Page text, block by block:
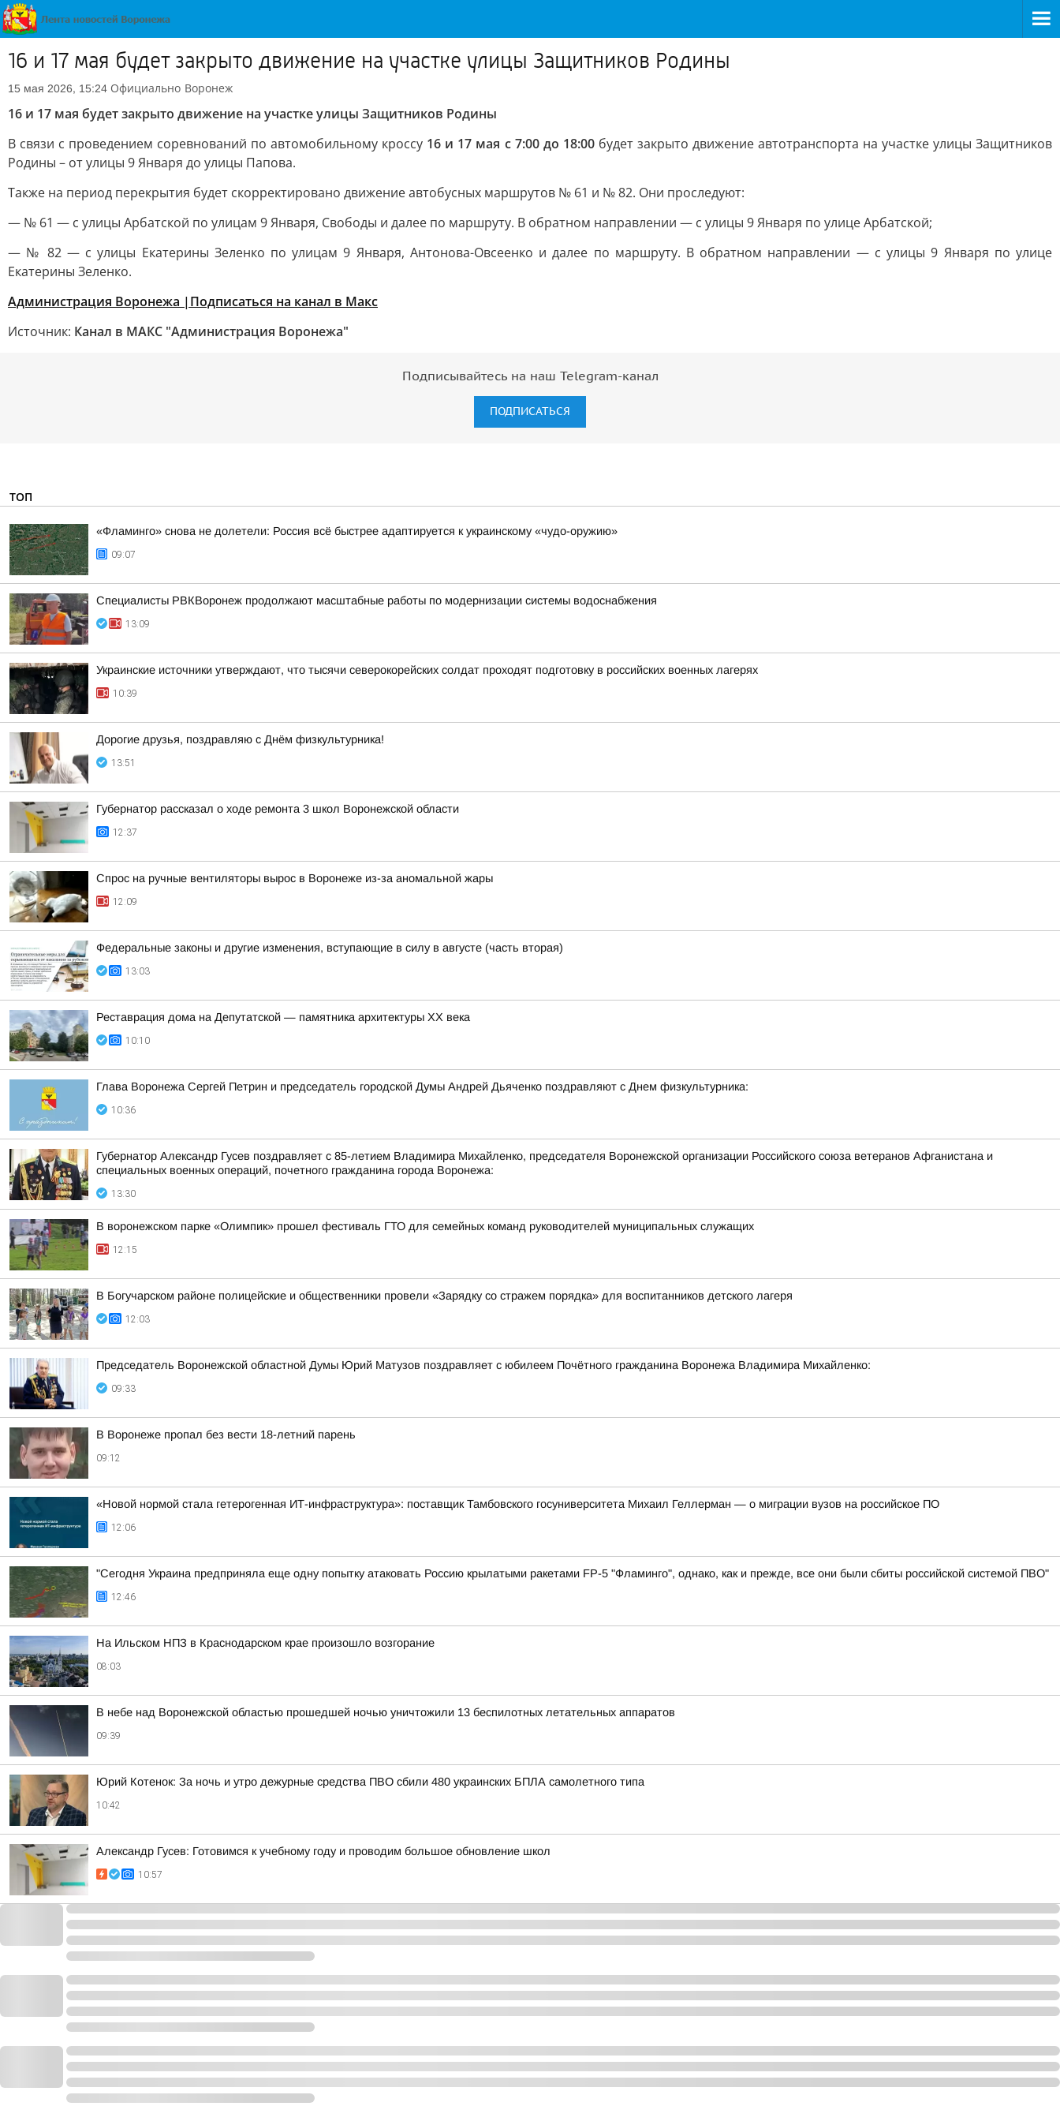
16 и 17 мая будет закрыто движение на участке улицы Защитников Родины
15 мая 2026, 15:24 Официально Воронеж
16 и 17 мая будет закрыто движение на участке улицы Защитников Родины
В связи с проведением соревнований по автомобильному кроссу 16 и 17 мая с 7:00 до 18:00будет закрыто движение автотранспорта на участке улицы Защитников
Родины – от улицы 9 Января до улицы Папова.
Также на период перекрытия будет скорректировано движение автобусных маршрутов № 61 и № 82. Они проследуют:
— № 61 — с улицы Арбатской по улицам 9 Января, Свободы и далее по маршруту. В обратном направлении — с улицы 9 Января по улице Арбатской;
— № 82 — с улицы Екатерины Зеленко по улицам 9 Января, Антонова-Овсеенко и далее по маршруту. В обратном направлении — с улицы 9 Января по улице
Екатерины Зеленко.
Администрация Воронежа |Подписаться на канал в Макс
Источник: Канал в МАКС "Администрация Воронежа"
Подписывайтесь на наш Telegram-канал
ПОДПИСАТЬСЯ
ТОП
«Фламинго» снова не долетели: Россия всё быстрее адаптируется к украинскому «чудо-оружию»
09:07
Специалисты РВКВоронеж продолжают масштабные работы по модернизации системы водоснабжения
13:09
Украинские источники утверждают, что тысячи северокорейских солдат проходят подготовку в российских военных лагерях
10:39
Дорогие друзья, поздравляю с Днём физкультурника!
13:51
Губернатор рассказал о ходе ремонта 3 школ Воронежской области
12:37
Спрос на ручные вентиляторы вырос в Воронеже из-за аномальной жары
12:09
Федеральные законы и другие изменения, вступающие в силу в августе (часть вторая)
13:03
Реставрация дома на Депутатской — памятника архитектуры ХХ века
10:10
Глава Воронежа Сергей Петрин и председатель городской Думы Андрей Дьяченко поздравляют с Днем физкультурника:
10:36
Губернатор Александр Гусев поздравляет с 85-летием Владимира Михайленко, председателя Воронежской организации Российского союза ветеранов Афганистана и
специальных военных операций, почетного гражданина города Воронежа:
13:30
В воронежском парке «Олимпик» прошел фестиваль ГТО для семейных команд руководителей муниципальных служащих
12:15
В Богучарском районе полицейские и общественники провели «Зарядку со стражем порядка» для воспитанников детского лагеря
12:03
Председатель Воронежской областной Думы Юрий Матузов поздравляет с юбилеем Почётного гражданина Воронежа Владимира Михайленко:
09:33
В Воронеже пропал без вести 18-летний парень
09:12
«Новой нормой стала гетерогенная ИТ-инфраструктура»: поставщик Тамбовского госуниверситета Михаил Геллерман — о миграции вузов на российское ПО
12:06
"Сегодня Украина предприняла еще одну попытку атаковать Россию крылатыми ракетами FP-5 "Фламинго", однако, как и прежде, все они были сбиты российской системой ПВО"
12:46
На Ильском НПЗ в Краснодарском крае произошло возгорание
08:03
В небе над Воронежской областью прошедшей ночью уничтожили 13 беспилотных летательных аппаратов
09:39
Юрий Котенок: За ночь и утро дежурные средства ПВО сбили 480 украинских БПЛА самолетного типа
10:42
Александр Гусев: Готовимся к учебному году и проводим большое обновление школ
10:57